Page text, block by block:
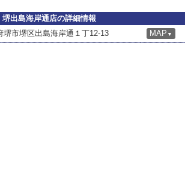
出島海岸通店の詳細情報
堺市堺区出島海岸通１丁12-13 MAP ▼